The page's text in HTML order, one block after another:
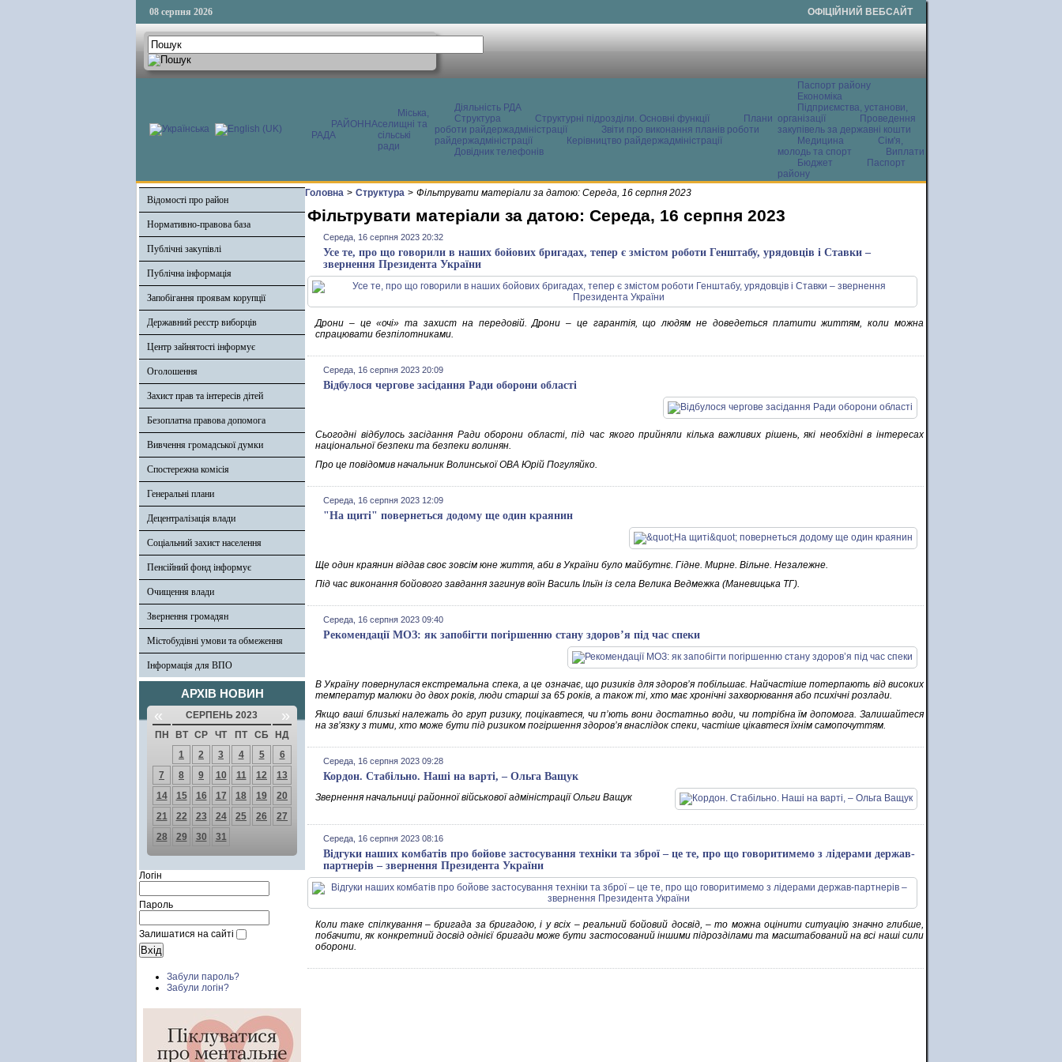
08 серпня 2026 ОФІЦІЙНИЙ ВЕБСАЙТ
РАЙОННА
РАДА
Міська,
селищні та
сільські
ради
Діяльність РДА
Структура
Структурні підрозділи. Основні функції
Плани
роботи райдержадміністрації
Звіти про виконання планів роботи
райдержадміністрації
Керівництво райдержадміністрації
Довідник телефонів
Паспорт району
Економіка
Підприємства, установи,
організації
Проведення
закупівель за державні кошти
Медицина
Сім'я,
молодь та спорт
Виплати
Бюджет
Паспорт
району
Відомості про район
Нормативно-правова база
Публічні закупівлі
Публічна інформація
Запобігання проявам корупції
Державний реєстр виборців
Центр зайнятості інформує
Оголошення
Захист прав та інтересів дітей
Безоплатна правова допомога
Вивчення громадської думки
Спостережна комісія
Генеральні плани
Децентралізація влади
Соціальний захист населення
Пенсійний фонд інформує
Очищення влади
Звернення громадян
Містобудівні умови та обмеження
Інформація для ВПО
АРХІВ НОВИН
« СЕРПЕНЬ 2023 »
ПН ВТ СР ЧТ ПТ СБ
НД
1
2 3 4 5
6
7
8 9 10 11 12
13
14
15 16 17 18 19
20
21
22 23 24 25 26
27
28
29 30 31
Логін
Пароль
Залишатися на сайті
Забули пароль?
Забули логін?
Головна > Структура > Фільтрувати матеріали за датою: Середа, 16 серпня 2023
Фільтрувати матеріали за датою: Середа, 16 серпня 2023
Середа, 16 серпня 2023 20:32
Усе те, про що говорили в наших бойових бригадах, тепер є змістом роботи Генштабу, урядовців і Ставки –
звернення Президента України
Дрони – це «очі» та захист на передовій. Дрони – це гарантія, що людям не доведеться платити життям, коли можна
спрацювати безпілотниками.
Середа, 16 серпня 2023 20:09
Відбулося чергове засідання Ради оборони області
Сьогодні відбулось засідання Ради оборони області, під час якого прийняли кілька важливих рішень, які необхідні в інтересах
національної безпеки та безпеки волинян.
Про це повідомив начальник Волинської ОВА Юрій Погуляйко.
Середа, 16 серпня 2023 12:09
"На щиті" повернеться додому ще один краянин
Ще один краянин віддав своє зовсім юне життя, аби в України було майбутнє. Гідне. Мирне. Вільне. Незалежне.
Під час виконання бойового завдання загинув воїн Василь Ільїн із села Велика Ведмежка (Маневицька ТГ).
Середа, 16 серпня 2023 09:40
Рекомендації МОЗ: як запобігти погіршенню стану здоров’я під час спеки
В Україну повернулася екстремальна спека, а це означає, що ризиків для здоров’я побільшає. Найчастіше потерпають від високих
температур малюки до двох років, люди старші за 65 років, а також ті, хто має хронічні захворювання або психічні розлади.
Якщо ваші близькі належать до груп ризику, поцікавтеся, чи п’ють вони достатньо води, чи потрібна їм допомога. Залишайтеся
на зв’язку з тими, хто може бути під ризиком погіршення здоров’я внаслідок спеки, частіше цікавтеся їхнім самопочуттям.
Середа, 16 серпня 2023 09:28
Кордон. Стабільно. Наші на варті, – Ольга Ващук
Звернення начальниці районної військової адміністрації Ольги Ващук
Середа, 16 серпня 2023 08:16
Відгуки наших комбатів про бойове застосування техніки та зброї – це те, про що говоритимемо з лідерами держав-
партнерів – звернення Президента України
Коли таке спілкування – бригада за бригадою, і у всіх – реальний бойовий досвід, – то можна оцінити ситуацію значно глибше,
побачити, як конкретний досвід однієї бригади може бути застосований іншими підрозділами та масштабований на всі наші сили
оборони.